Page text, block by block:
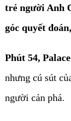
trẻ người Anh
góc quyết
Phút 54,
nhưng cú sút
người cản phá.